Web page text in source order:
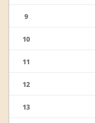
9
10
11
12
13